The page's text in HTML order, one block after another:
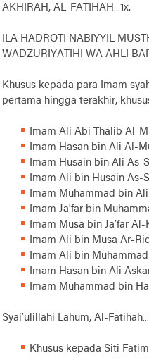
AKHIRAH, AL-FATIHAH…1x.
ILA HADROTI NABIYYIL
WADZURIYATIHI WA AHLI
Khusus kepada para Imam
pertama hingga terakhir,
Imam Ali Abi Thalib Al-
Imam Hasan bin Ali Al-
Imam Husain bin Ali As-
Imam Ali bin Husain As-
Imam Muhammad bin
Imam Ja’far bin
Imam Musa bin Ja’far
Imam Ali bin Musa Ar-
Imam Ali bin
Imam Hasan bin Ali
Imam Muhammad bin
Syai’ulillahi Lahum, Al-
Khusus kepada Siti